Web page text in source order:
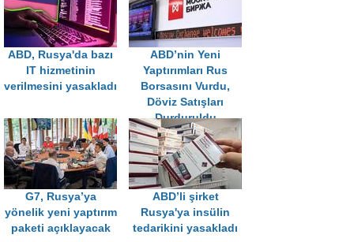
ABD, Rusya'da bazı
IT hizmetinin
verilmesini yasakladı
ABD’nin Yeni
Yaptırımları Rus
Borsasını Vurdu,
Döviz Satışları
Durduruldu
G7, Rusya’ya
yönelik yeni yaptırım
paketi açıklayacak
ABD’li şirket
Rusya'ya insülin
tedarikini yasakladı